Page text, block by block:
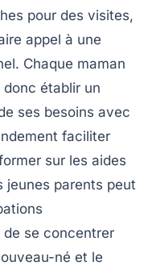
pour des visites,
appel à une
Chaque maman
établir un
ses besoins avec
faciliter
sur les aides
jeunes parents peut
se concentrer
né et le